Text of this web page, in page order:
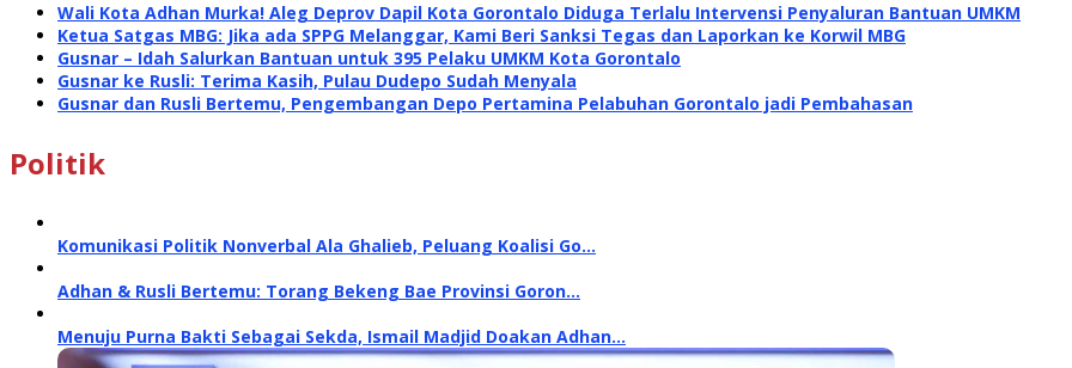
Wali Kota Adhan Murka! Aleg Deprov Dapil Kota Gorontalo Diduga Terlalu Intervensi Penyaluran Bantuan UMKM
Ketua Satgas MBG: Jika ada SPPG Melanggar, Kami Beri Sanksi Tegas dan Laporkan ke Korwil MBG
Gusnar – Idah Salurkan Bantuan untuk 395 Pelaku UMKM Kota Gorontalo
Gusnar ke Rusli: Terima Kasih, Pulau Dudepo Sudah Menyala
Gusnar dan Rusli Bertemu, Pengembangan Depo Pertamina Pelabuhan Gorontalo jadi Pembahasan
Politik
Komunikasi Politik Nonverbal Ala Ghalieb, Peluang Koalisi Go…
Adhan & Rusli Bertemu: Torang Bekeng Bae Provinsi Goron…
Menuju Purna Bakti Sebagai Sekda, Ismail Madjid Doakan Adhan…